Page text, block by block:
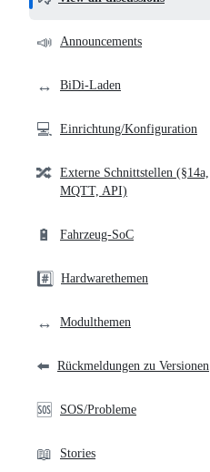
and
community
📣 Announcements
↔️ BiDi-Laden
💻 Einrichtung/Konfiguration
🔀 Externe Schnittstellen (§14a,
MQTT, API)
🔋 Fahrzeug-SoC
#️⃣ Hardwarethemen
↔️ Modulthemen
⬅️ Rückmeldungen zu Versionen
🆘 SOS/Probleme
📖 Stories